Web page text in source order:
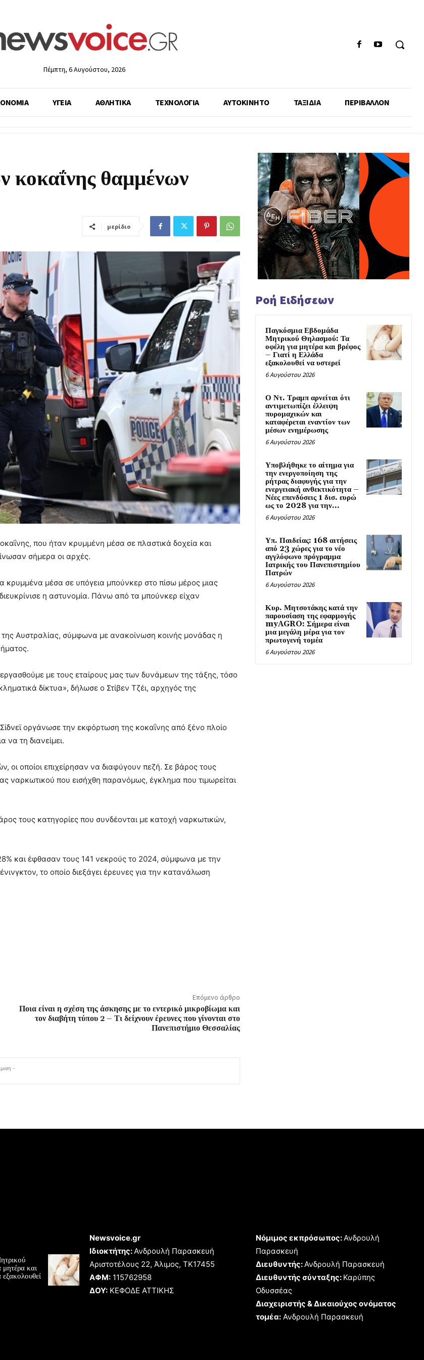
Πέμπτη, 6 Αυγούστου, 2026
ΥΓΕΙΑ ΑΘΛΗΤΙΚΑ ΤΕΧΝΟΛΟΓΙΑ ΑΥΤΟΚΙΝΗΤΟ ΤΑΞΙΔΙΑ ΠΕΡΙΒΑΛΛΟΝ
κοκαΐνης θαμμένων
μερίδιο
που ήταν κρυμμένη μέσα σε πλαστικά δοχεία και
σήμερα οι αρχές.
μέσα σε υπόγεια μπούνκερ στο πίσω μέρος μιας
διευκρίνισε η αστυνομία. Πάνω από τα μπούνκερ είχαν
της Αυστραλίας, σύμφωνα με ανακοίνωση κοινής μονάδας η
με τους εταίρους μας των δυνάμεων της τάξης, τόσο
δίκτυα», δήλωσε ο Στίβεν Τζέι, αρχηγός της
οργάνωσε την εκφόρτωση της κοκαΐνης από ξένο πλοίο
να τη διανείμει.
οι οποίοι επιχείρησαν να διαφύγουν πεζή. Σε βάρος τους
ναρκωτικού που εισήχθη παρανόμως, έγκλημα που τιμωρείται
τους κατηγορίες που συνδέονται με κατοχή ναρκωτικών,
και έφθασαν τους 141 νεκρούς το 2024, σύμφωνα με την
το οποίο διεξάγει έρευνες για την κατανάλωση
Επόμενο άρθρο
Ποια είναι η σχέση της άσκησης με το εντερικό μικροβίωμα και
τον διαβήτη τύπου 2 – Τι δείχνουν έρευνες που γίνονται στο
Πανεπιστήμιο Θεσσαλίας
-
Ροή Ειδήσεων
Παγκόσμια Εβδομάδα
Μητρικού Θηλασμού: Τα
οφέλη για μητέρα και βρέφος
– Γιατί η Ελλάδα
εξακολουθεί να υστερεί
6 Αυγούστου 2026
Ο Ντ. Τραμπ αρνείται ότι
αντιμετωπίζει έλλειψη
πυρομαχικών και
καταφέρεται εναντίον των
μέσων ενημέρωσης
6 Αυγούστου 2026
Υποβλήθηκε το αίτημα για
την ενεργοποίηση της
ρήτρας διαφυγής για την
ενεργειακή ανθεκτικότητα –
Νέες επενδύσεις 1 δισ. ευρώ
ως το 2028 για την...
6 Αυγούστου 2026
Υπ. Παιδείας: 168 αιτήσεις
από 23 χώρες για το νέο
αγγλόφωνο πρόγραμμα
Ιατρικής του Πανεπιστημίου
Πατρών
6 Αυγούστου 2026
Κυρ. Μητσοτάκης κατά την
παρουσίαση της εφαρμογής
myAGRO: Σήμερα είναι
μια μεγάλη μέρα για τον
πρωτογενή τομέα
6 Αυγούστου 2026
και
Newsvoice.gr
Ιδιοκτήτης:Ανδρουλή Παρασκευή
Αριστοτέλους 22, Άλιμος, TK17455
ΑΦΜ: 115762958
ΔΟΥ: ΚΕΦΟΔΕ ΑΤΤΙΚΗΣ
Νόμιμος εκπρόσωπος:Ανδρουλή
Παρασκευή
Διευθυντής:Ανδρουλή Παρασκευή
Διευθυντής σύνταξης: Καρύπης
Οδυσσέας
Διαχειριστής & Δικαιούχος ονόματος
τομέα: Ανδρουλή Παρασκευή